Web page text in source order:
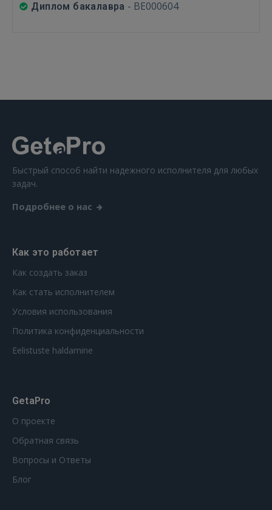
 Sign in with Apple
Ещё не зарегистрированы?
Диплом бакалавра - ВЕ000604
Быстрый способ найти надежного исполнителя для любых
задач.
Подробнее о нас
Как это работает
Как создать заказ
Как стать исполнителем
Условия использования
Политика конфиденциальности
Eelistuste haldamine
GetaPro
О проекте
Обратная связь
Вопросы и Ответы
Блог